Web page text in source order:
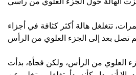
تتغلغل هالة أكثر كثافة في أجزاء
العلوي من الرأس، ولكن فجأة، بدأت